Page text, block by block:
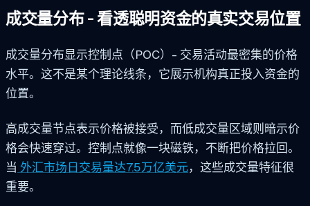
成交量分布 - 看透聪明资金的真实交易位置
成交量分布显示控制点（POC）- 交易活动最密集的价格
水平。这不是某个理论线条，它展示机构真正投入资金的
位置。
高成交量节点表示价格被接受，而低成交量区域则暗示价
格会快速穿过。控制点就像一块磁铁，不断把价格拉回。
当 外汇市场日交易量达7.5万亿美元，这些成交量特征很
重要。